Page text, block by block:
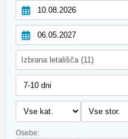
Izbrana letališča (11)
Osebe: